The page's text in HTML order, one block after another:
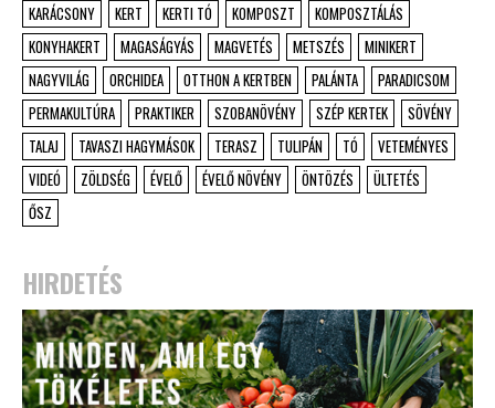
KARÁCSONY
KERT KERTI TÓ KOMPOSZT
KOMPOSZTÁLÁS
KONYHAKERT
MAGASÁGYÁS MAGVETÉS METSZÉS
MINIKERT
NAGYVILÁG
ORCHIDEA OTTHON A KERTBEN PALÁNTA
PARADICSOM
PERMAKULTÚRA
PRAKTIKER SZOBANÖVÉNY SZÉP KERTEK
SÖVÉNY
TALAJ
TAVASZI HAGYMÁSOK TERASZ TULIPÁN TÓ
VETEMÉNYES
VIDEÓ
ZÖLDSÉG ÉVELŐ ÉVELŐ NÖVÉNY ÖNTÖZÉS
ÜLTETÉS
ŐSZ
HIRDETÉS